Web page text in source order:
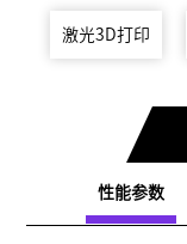
激光3D打印
性能参数